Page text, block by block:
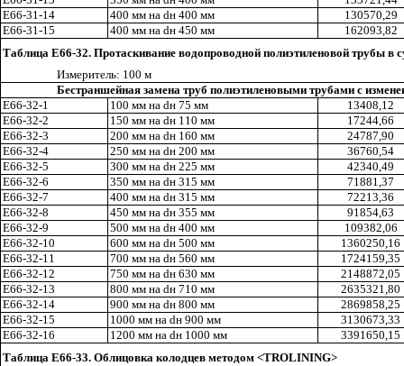
Е66-31-14
400 мм на dн 400 мм
130570,29
Е66-31-15 400 мм на dн 450 мм
162093,82
Таблица Е66-32. Протаскивание водопроводной полиэтиленовой трубы
Измеритель: 100 м
Бестраншейная замена труб полиэтиленовыми трубами с
Е66-32-1
100 мм на dн 75 мм
13408,12
Е66-32-2
150 мм на dн 110 мм 17244,66
Е66-32-3
200 мм на dн 160 мм
24787,90
Е66-32-4
250 мм на dн 200 мм
36760,54
Е66-32-5
300 мм на dн 225 мм 42340,49
Е66-32-6
350 мм на dн 315 мм
71881,37
Е66-32-7
400 мм на dн 315 мм 72213,36
Е66-32-8
450 мм на dн 355 мм 91854,63
Е66-32-9
500 мм на dн 400 мм
109382,06
Е66-32-10
600 мм на dн 500 мм
1360250,16
Е66-32-11
700 мм на dн 560 мм
1724159,35
Е66-32-12
750 мм на dн 630 мм
2148872,05
Е66-32-13
800 мм на dн 710 мм
2635321,80
Е66-32-14
900 мм на dн 800 мм
2869858,25
Е66-32-15
1000 мм на dн 900 мм
3130673,33
Е66-32-16
1200 мм на dн 1000 мм 3391650,15
Таблица Е66-33. Облицовка колодцев методом <TROLINING>